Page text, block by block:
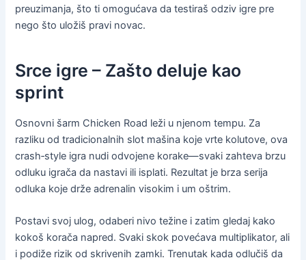
preuzimanja, što ti omogućava da testiraš odziv igre pre
nego što uložiš pravi novac.
Srce igre – Zašto deluje kao
sprint
Osnovni šarm Chicken Road leži u njenom tempu. Za
razliku od tradicionalnih slot mašina koje vrte kolutove, ova
crash‑style igra nudi odvojene korake—svaki zahteva brzu
odluku igrača da nastavi ili isplati. Rezultat je brza serija
odluka koje drže adrenalin visokim i um oštrim.
Postavi svoj ulog, odaberi nivo težine i zatim gledaj kako
kokoš korača napred. Svaki skok povećava multiplikator, ali
i podiže rizik od skrivenih zamki. Trenutak kada odlučiš da